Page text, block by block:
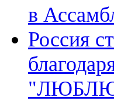
в
Россия
"ЛЮБЛЮ